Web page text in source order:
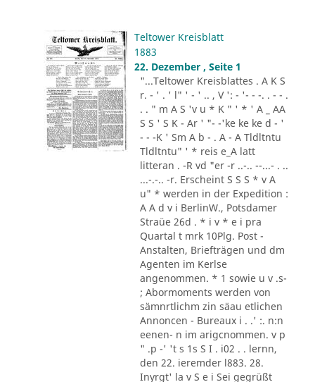
Teltower Kreisblatt
1883
22. Dezember , Seite 1
"...Teltower Kreisblattes . A K S
r. - ' . ' l" ' - ' .. , V ': - '- - -. . - - .
. . " m A S 'v u * K " ' * ' A _ AA
S S ' S K - Ar ' "- -'ke ke ke d - '
- - -K ' Sm A b - . A - A Tldltntu
Tldltntu" ' * reis e_A latt
litteran . -R vd "er -r ..-.. --...- . ..
...-.-.. -r. Erscheint S S S * v A
u" * werden in der Expedition :
A A d v i BerlinW., Potsdamer
Straüe 26d . * i v * e i pra
Quartal t mrk 10Plg. Post -
Anstalten, Briefträgen und dm
Agenten im Kerlse
angenommen. * 1 sowie u v .s-
; Abormoments werden von
sämnrtlichm zin säau etlichen
Annoncen - Bureaux i . .' :. n:n
eenen- n im arigcnommen. v p
" .p -' 't s 1s S I . i02 . . lernn,
den 22. ieremder l883. 28.
Inyrgt' la v S e i Sei gegrüßt